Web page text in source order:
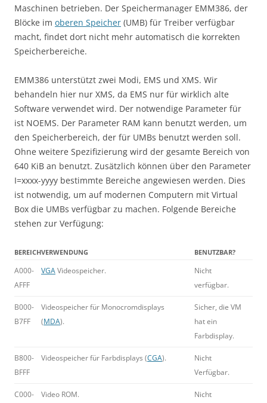
Maschinen betrieben. Der Speichermanager EMM386, der
Blöcke im oberen Speicher (UMB) für Treiber verfügbar
macht, findet dort nicht mehr automatisch die korrekten
Speicherbereiche.
EMM386 unterstützt zwei Modi, EMS und XMS. Wir
behandeln hier nur XMS, da EMS nur für wirklich alte
Software verwendet wird. Der notwendige Parameter für
ist NOEMS. Der Parameter RAM kann benutzt werden, um
den Speicherbereich, der für UMBs benutzt werden soll.
Ohne weitere Spezifizierung wird der gesamte Bereich von
640 KiB an benutzt. Zusätzlich können über den Parameter
I=xxxx-yyyy bestimmte Bereiche angewiesen werden. Dies
ist notwendig, um auf modernen Computern mit Virtual
Box die UMBs verfügbar zu machen. Folgende Bereiche
stehen zur Verfügung:
BEREICHVERWENDUNG BENUTZBAR?
A000-
AFFF
VGAVideospeicher.
Nicht
verfügbar.
B000-
B7FF
Videospeicher für Monocromdisplays
(MDA).
Sicher, die VM
hat ein
Farbdisplay.
B800-
BFFF
Videospeicher für Farbdisplays (CGA).
Nicht
Verfügbar.
C000-
Video ROM.
Nicht